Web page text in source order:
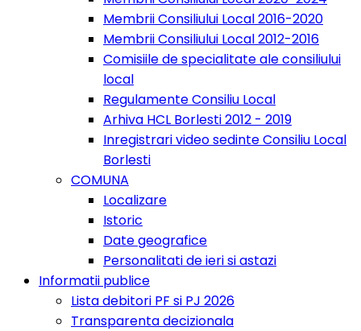
Membrii Consiliului Local 2016-2020
Membrii Consiliului Local 2012-2016
Comisiile de specialitate ale consiliului
local
Regulamente Consiliu Local
Arhiva HCL Borlesti 2012 - 2019
Inregistrari video sedinte Consiliu Local
Borlesti
COMUNA
Localizare
Istoric
Date geografice
Personalitati de ieri si astazi
Informatii publice
Lista debitori PF si PJ 2026
Transparenta decizionala